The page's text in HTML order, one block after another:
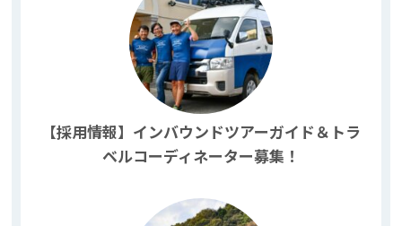
【採用情報】インバウンドツアーガイド＆トラ
ベルコーディネーター募集！